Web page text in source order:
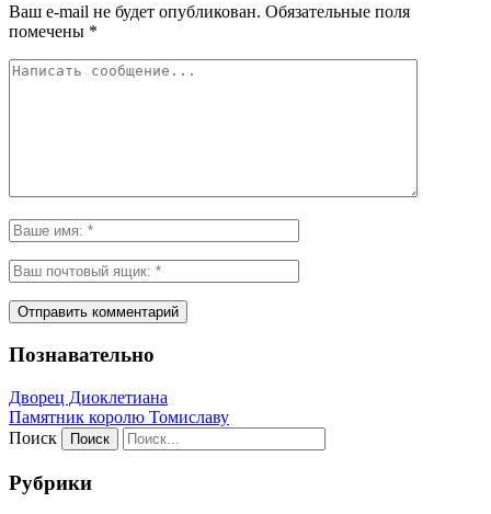
Ваш e-mail не будет опубликован. Обязательные поля
помечены *
Познавательно
Дворец Диоклетиана
Памятник королю Томиславу
Поиск
Рубрики